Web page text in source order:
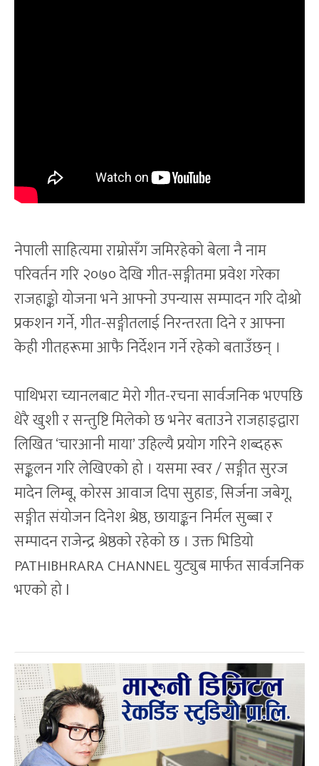
नेपाली साहित्यमा राम्रोसँग जमिरहेको बेला नै नाम
परिवर्तन गरि २०७० देखि गीत-सङ्गीतमा प्रवेश गरेका
राजहाङ्को योजना भने आफ्नो उपन्यास सम्पादन गरि दोश्रो
प्रकशन गर्ने, गीत-सङ्गीतलाई निरन्तरता दिने र आफ्ना
केही गीतहरूमा आफै निर्देशन गर्ने रहेको बताउँछन् ।
पाथिभरा च्यानलबाट मेरो गीत-रचना सार्वजनिक भएपछि
धेरै खुशी र सन्तुष्टि मिलेको छ भनेर बताउने राजहाङ्द्वारा
लिखित ‘चारआनी माया’ उहिल्यै प्रयोग गरिने शब्दहरू
सङ्कलन गरि लेखिएको हो । यसमा स्वर / सङ्गीत सुरज
मादेन लिम्बू, कोरस आवाज दिपा सुहाङ, सिर्जना जबेगू,
सङ्गीत संयोजन दिनेश श्रेष्ठ, छायाङ्कन निर्मल सुब्बा र
सम्पादन राजेन्द्र श्रेष्ठको रहेको छ । उक्त भिडियो
PATHIBHRARA CHANNEL युट्युब मार्फत सार्वजनिक
भएको हो l